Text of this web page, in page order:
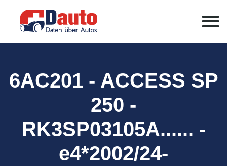
6AC201 - ACCESS SP
250 -
RK3SP03105A...... -
e4*2002/24-